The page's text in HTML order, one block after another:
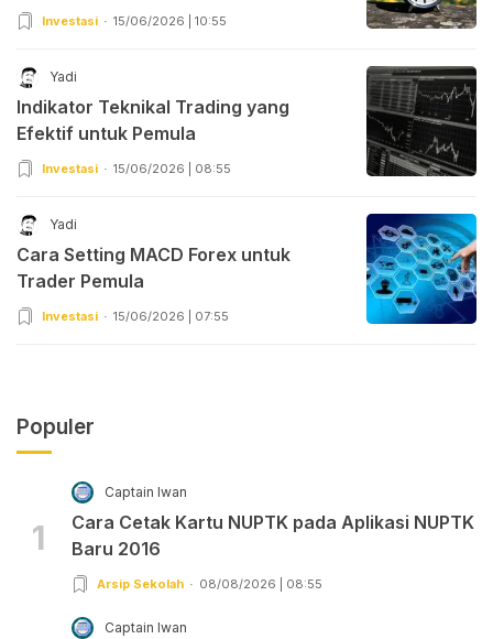
Investasi 15/06/2026 | 10:55
Yadi
Indikator Teknikal Trading yang
Efektif untuk Pemula
Investasi 15/06/2026 | 08:55
Yadi
Cara Setting MACD Forex untuk
Trader Pemula
Investasi 15/06/2026 | 07:55
Populer
1
Captain Iwan
Cara Cetak Kartu NUPTK pada Aplikasi NUPTK
Baru 2016
Arsip Sekolah 08/08/2026 | 08:55
Captain Iwan